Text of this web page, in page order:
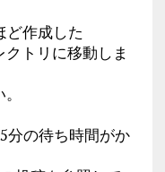
ど作成した
トリに移動しま
分の待ち時間がか